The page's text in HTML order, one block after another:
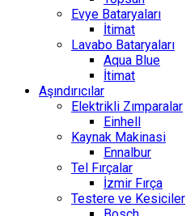
Evye Bataryaları
İtimat
Lavabo Bataryaları
Aqua Blue
İtimat
Aşındırıcılar
Elektrikli Zımparalar
Einhell
Kaynak Makinasi
Ennalbur
Tel Fırçalar
İzmir Fırça
Testere ve Kesiciler